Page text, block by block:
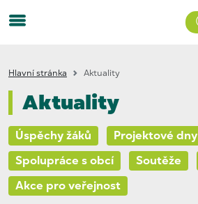
Hlavní stránka Aktuality
Aktuality
Úspěchy žáků
Projektové dny
Spolupráce s obcí
Soutěže
Akce pro veřejnost